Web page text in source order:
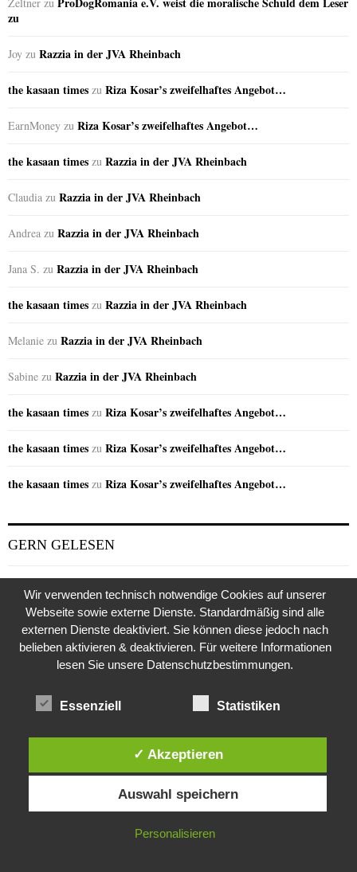
zu
Joy zu Razzia in der JVA Rheinbach
the kasaan times zu Riza Kosar’s zweifelhaftes Angebot…
EarnMoney zu Riza Kosar’s zweifelhaftes Angebot…
the kasaan times zu Razzia in der JVA Rheinbach
Claudia zu Razzia in der JVA Rheinbach
Andrea zu Razzia in der JVA Rheinbach
Jana S. zu Razzia in der JVA Rheinbach
the kasaan times zu Razzia in der JVA Rheinbach
Melanie zu Razzia in der JVA Rheinbach
Sabine zu Razzia in der JVA Rheinbach
the kasaan times zu Riza Kosar’s zweifelhaftes Angebot…
the kasaan times zu Riza Kosar’s zweifelhaftes Angebot…
the kasaan times zu Riza Kosar’s zweifelhaftes Angebot…
GERN GELESEN
Weitere Suche nach der Identität der Isdal-Frau –
Diese Website verwendet Cookies. Durch die weitere Nutzung dieser
Website stimmst du der Verwendung von Cookies zu.
IN ORDNUNG
Wir verwenden technisch notwendige Cookies auf unserer
Webseite sowie externe Dienste. Standardmäßig sind alle
externen Dienste deaktiviert. Sie können diese jedoch nach
belieben aktivieren & deaktivieren. Für weitere Informationen
lesen Sie unsere Datenschutzbestimmungen.
Essenziell Statistiken
✓ Akzeptieren
Auswahl speichern
Personalisieren